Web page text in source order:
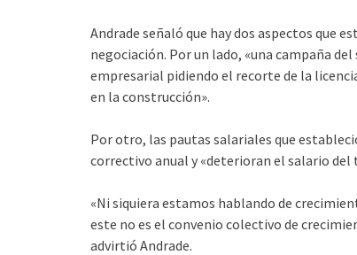
Andrade señaló que hay dos aspectos que
negociación. Por un lado, «una campaña
empresarial pidiendo el recorte de la
en la construcción».
Por otro, las pautas salariales que
correctivo anual y «deterioran el salario del
«Ni siquiera estamos hablando de
este no es el convenio colectivo de
advirtió Andrade.